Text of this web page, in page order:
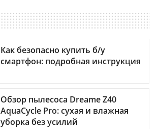
Как безопасно купить б/у
смартфон: подробная инструкция
Обзор пылесоса Dreame Z40
AquaCycle Pro: сухая и влажная
уборка без усилий